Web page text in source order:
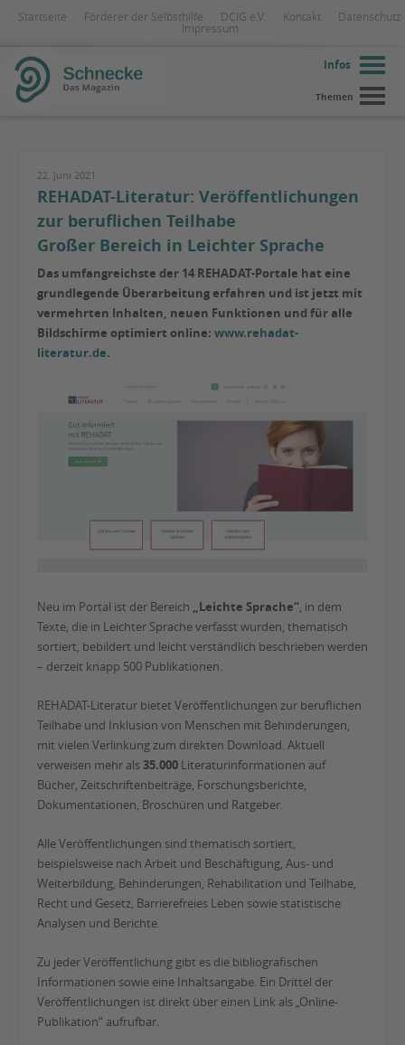
Startseite Förderer der Selbsthilfe DCIG e.V. Kontakt
Datenschutz
Impressum
Infos
Themen
22. Juni 2021
REHADAT-Literatur: Veröffentlichungen
zur beruflichen Teilhabe
Großer Bereich in Leichter Sprache
Das umfangreichste der 14 REHADAT-Portale hat eine
grundlegende Überarbeitung erfahren und ist jetzt mit
vermehrten Inhalten, neuen Funktionen und für alle
Bildschirme optimiert online: www.rehadat-
literatur.de.
Neu im Portal ist der Bereich „Leichte Sprache“, in dem
Texte, die in Leichter Sprache verfasst wurden, thematisch
sortiert, bebildert und leicht verständlich beschrieben werden
– derzeit knapp 500 Publikationen.
REHADAT-Literatur bietet Veröffentlichungen zur beruflichen
Teilhabe und Inklusion von Menschen mit Behinderungen,
mit vielen Verlinkung zum direkten Download. Aktuell
verweisen mehr als35.000 Literaturinformationen auf
Bücher, Zeitschriftenbeiträge, Forschungsberichte,
Dokumentationen, Broschüren und Ratgeber.
Alle Veröffentlichungen sind thematisch sortiert,
beispielsweise nach Arbeit und Beschäftigung, Aus- und
Weiterbildung, Behinderungen, Rehabilitation und Teilhabe,
Recht und Gesetz, Barrierefreies Leben sowie statistische
Analysen und Berichte.
Zu jeder Veröffentlichung gibt es die bibliografischen
Informationen sowie eine Inhaltsangabe. Ein Drittel der
Veröffentlichungen ist direkt über einen Link als „Online-
Publikation“ aufrufbar.